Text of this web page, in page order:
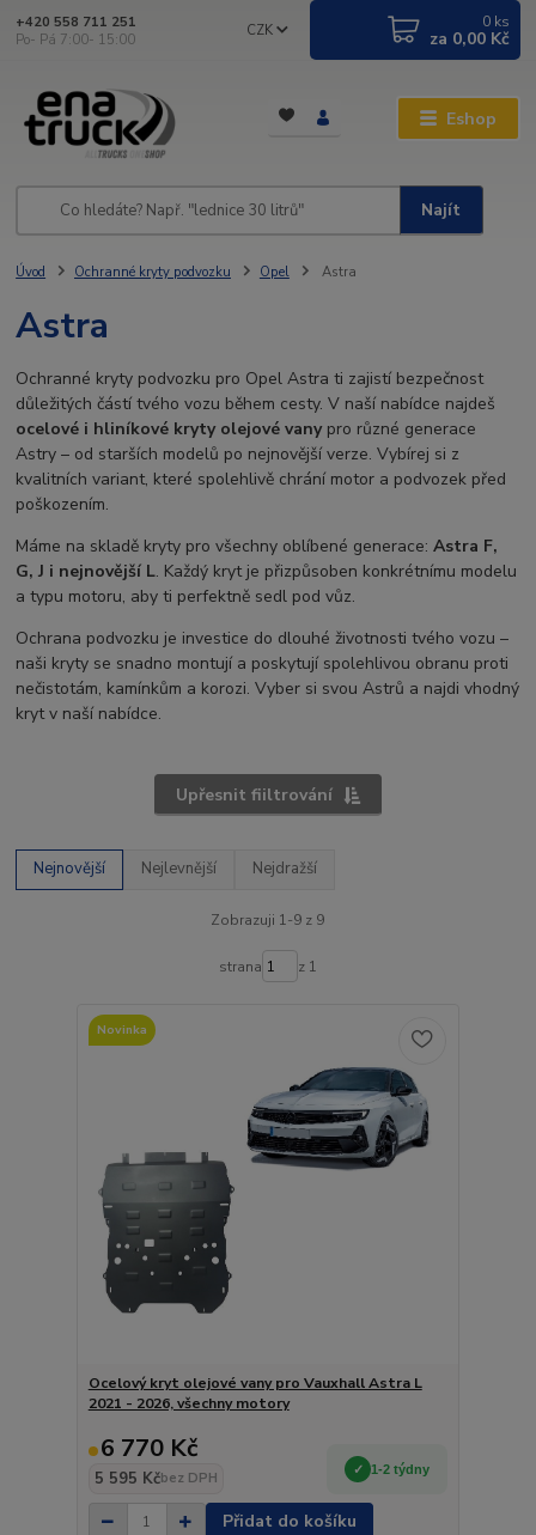
Eshop
CZK
Najít
+420 558 711 251
Po- Pá 7:00- 15:00
0 ks
za 0,00 Kč
Úvod Ochranné kryty podvozku Opel Astra
Astra
Ochranné kryty podvozku pro Opel Astra ti zajistí bezpečnost
důležitých částí tvého vozu během cesty. V naší nabídce najdeš
ocelové i hliníkové kryty olejové vanypro různé generace
Astry – od starších modelů po nejnovější verze. Vybírej si z
kvalitních variant, které spolehlivě chrání motor a podvozek před
poškozením.
Máme na skladě kryty pro všechny oblíbené generace:Astra F,
G, J i nejnovější L. Každý kryt je přizpůsoben konkrétnímu modelu
a typu motoru, aby ti perfektně sedl pod vůz.
Ochrana podvozku je investice do dlouhé životnosti tvého vozu –
naši kryty se snadno montují a poskytují spolehlivou obranu proti
nečistotám, kamínkům a korozi. Vyber si svou Astrů a najdi vhodný
kryt v naší nabídce.
Upřesnit fiiltrování
Nejnovější Nejlevnější Nejdražší
Zobrazuji 1-9 z 9
strana z 1
Novinka
Ocelový kryt olejové vany pro Vauxhall Astra L
2021 - 2026, všechny motory
6 770 Kč
5 595 Kčbez DPH
1-2 týdny
Přidat do košíku